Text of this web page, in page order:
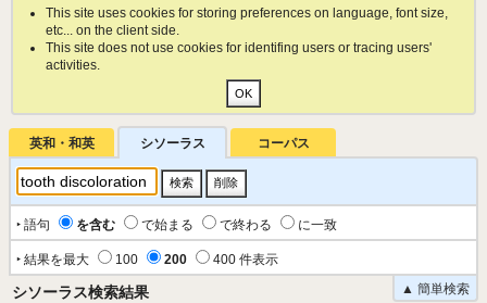
This site uses cookies for storing preferences on language, font size,
etc... on the client side.
This site does not use cookies for identifing users or tracing users'
activities.
英和・和英 シソーラス コーパス
‣ 語句 を含む で始まる で終わる に一致
‣ 結果を最大 100 200
400 件表示
▲ 簡単検索
シソーラス検索結果